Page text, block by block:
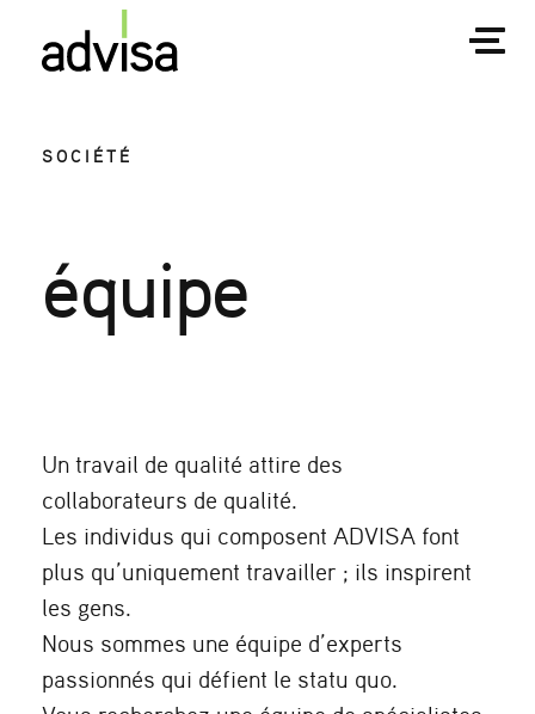
SOCIÉTÉ
équipe
Un travail de qualité attire des
collaborateurs de qualité.
Les individus qui composent ADVISA font
plus qu’uniquement travailler ; ils inspirent
les gens.
Nous sommes une équipe d’experts
passionnés qui défient le statu quo.